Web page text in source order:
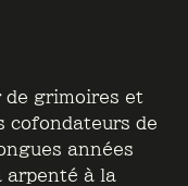
de grimoires et
cofondateurs de
années
arpenté à la